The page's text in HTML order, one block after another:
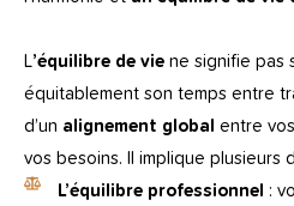
L’équilibre de vie ne signifie pas
équitablement son temps entre
d’un alignement global entre
vos besoins. Il implique plusieurs
L’équilibre professionnel :